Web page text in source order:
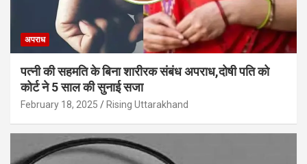
अपराध
पत्नी की सहमति के बिना शारीरक संबंध अपराध,दोषी पति को
कोर्ट ने 5 साल की सुनाई सजा
February 18, 2025 Rising Uttarakhand